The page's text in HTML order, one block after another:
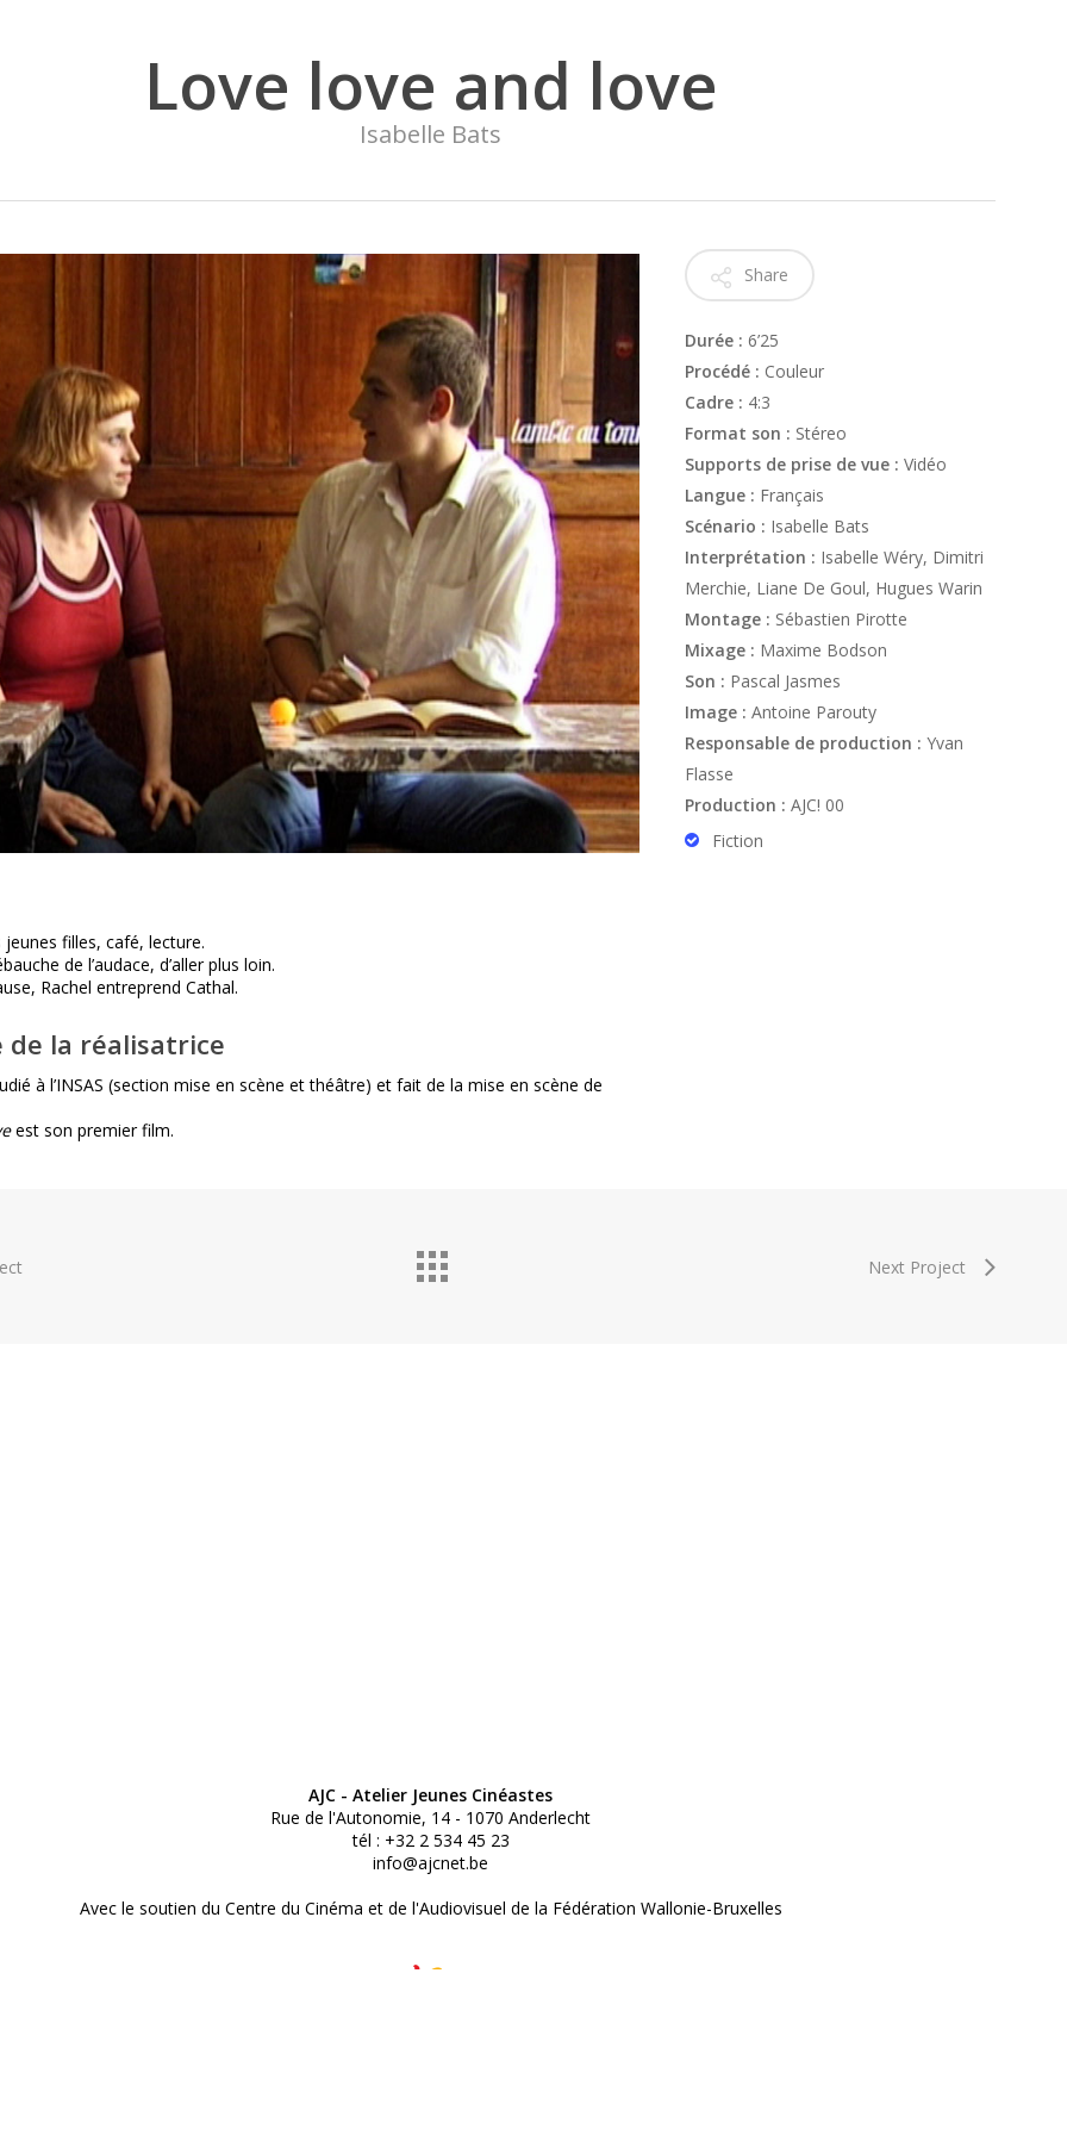
Love love and love
Isabelle Bats
filles, café, lecture.
de l’audace, d’aller plus loin.
Rachel entreprend Cathal.
de la réalisatrice
à l’INSAS (section mise en scène et théâtre) et fait de la mise en scène de
est son premier film.
Share
Durée : 6’25
Procédé : Couleur
Cadre : 4:3
Format son : Stéreo
Supports de prise de vue :Vidéo
Langue : Français
Scénario : Isabelle Bats
Interprétation : Isabelle Wéry, Dimitri
Merchie, Liane De Goul, Hugues Warin
Montage : Sébastien Pirotte
Mixage : Maxime Bodson
Son : Pascal Jasmes
Image : Antoine Parouty
Responsable de production : Yvan
Flasse
Production : AJC! 00
Fiction
Next Project
AJC - Atelier Jeunes Cinéastes
Rue de l'Autonomie, 14 - 1070 Anderlecht
tél : +32 2 534 45 23
info@ajcnet.be
Avec le soutien du Centre du Cinéma et de l'Audiovisuel de la Fédération Wallonie-Bruxelles